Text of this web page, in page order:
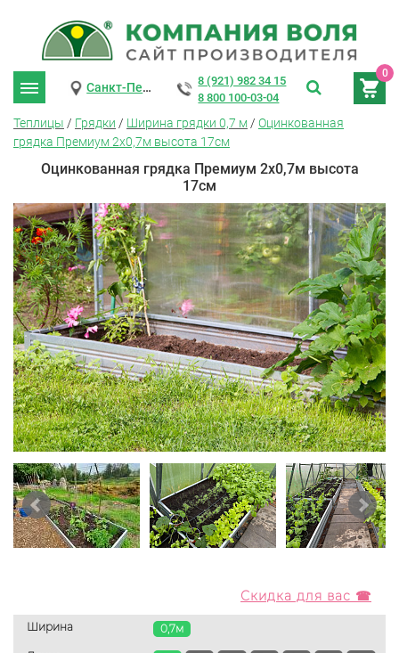
0
Санкт-Петербург
8 (921) 982 34 15
8 800 100-03-04
Теплицы / Грядки / Ширина грядки 0,7 м / Оцинкованная
грядка Премиум 2х0,7м высота 17см
Оцинкованная грядка Премиум 2х0,7м высота
17см
Скидка для вас ☎
Ширина 0,7м